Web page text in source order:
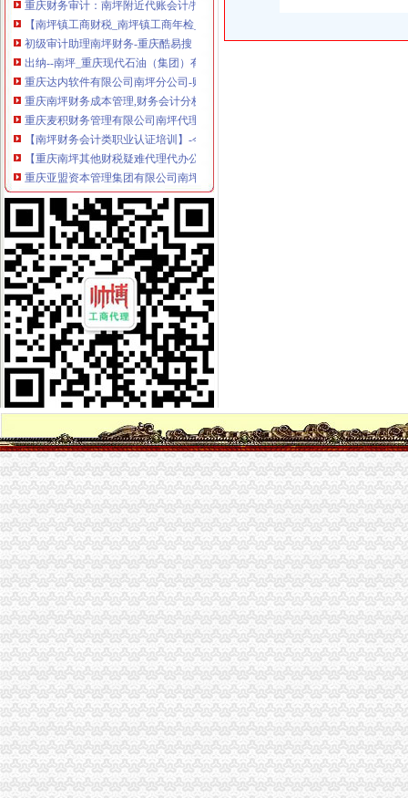
【南坪镇工商财税_南坪镇工商年检_南坪镇工商代办】-58到家
初级审计助理南坪财务-重庆酷易搜
出纳--南坪_重庆现代石油（集团）有限公司招聘信息—中华英才网
重庆达内软件有限公司南坪分公司-财务部财务审计工资待遇（共0人
重庆南坪财务成本管理,财务会计分析中典会计专家班-重庆58同城
重庆麦积财务管理有限公司南坪代理记账分公司联系方式_信用报告_
【南坪财务会计类职业认证培训】-今题南坪财务会计类职业认证培训网
【重庆南坪其他财税疑难代理代办公司】-重庆赶集网
重庆亚盟资本管理集团有限公司南坪分公司
重庆鹏鑫财务咨询有限公司南坪分公司联系方式_信用报告_工商信息-
重庆南岸南坪财务管理,重庆南岸南坪财务管理培训,重庆南岸南坪财
【58同城】南坪税务咨询热线_南坪税务咨询公司_南坪税务咨询服务
【南坪中典会计培训|会计账务处理,税务处理,会计全盘账务的处理】
重庆永积行财务咨询有限公司南坪分公司联系方式_信用报告_工商信息
常德武陵农村商业银行股份有限公司南坪支行_【信用信息_诉讼信息_
南岸金桥大通公司位于,重庆市南岸区南坪江南大道19号城市之光26楼
重庆达内软件有限公司南坪分公司-财务部怎么样？|面试经验|工资待遇
【重庆鹏鑫财务咨询有限公司南坪分公司工商信息】-阿土伯工商信息
南坪公司注册、工商变更、公司注销、法律顾问、公司转让【今日推荐
南坪会计初级职称培训价格|批发-南坪会计初级职称培训公司-黄页88网
【重庆会计培训学校南坪会计培训学校南坪专业会计培训班】价
南坪会计培训学校|南坪中典账务税务班|南坪会计过关率-南岸枞
请问重庆市南岸区南坪财政局的具体地点在哪里哟_搜问问
重庆南坪会计电算化培训机构|重庆南坪基础会计培训班_重庆求艺网
重庆招聘财务内勤（南坪康德国会山上班）_重庆管家婆房地产经纪有
南坪会计培训【今日推荐网-重庆职业培训】
重庆南岸区恒信下班装饰有限责任公司南坪分公司_【电话地址_招聘信
南坪哪里学会计好 【仁和会计】_南坪会计培训学校_新浪博客
重庆理想液化石油气实业有限公司南坪四公里门市_【电话地址_招聘信
重庆达内软件有限公司南坪分公司-财务部工资待遇怎么样_是否加班_
【南坪专业班】-南坪专业班价格|批发-南坪专业班公司-黄页88网
【重庆南坪理财服务招聘网_理财服务招聘信息】-重庆智联招聘
南坪周边零基础会计初级职称培训重庆财务会计今题网
重庆中级经济师：重庆南坪会计出纳精英班学校机构-重庆爱问分类
【重庆南坪税务顾问代理代办公司|财务顾问|税务咨询】-重庆赶集网
南坪资质认证_南坪代理资质认证公司-qd8.com.cn
重庆财务培训 【仁和会计】_南坪会计培训学校_新浪博客
重庆邮电大学离重庆南坪财政校（重庆南坪南湖路150号）远吗,做车
重庆招聘会计（南坪）_天圣制集团股份有限公司招聘-汇博网
南坪财务公司
周日前往南坪,一大波就业机会在靠近-上游新闻